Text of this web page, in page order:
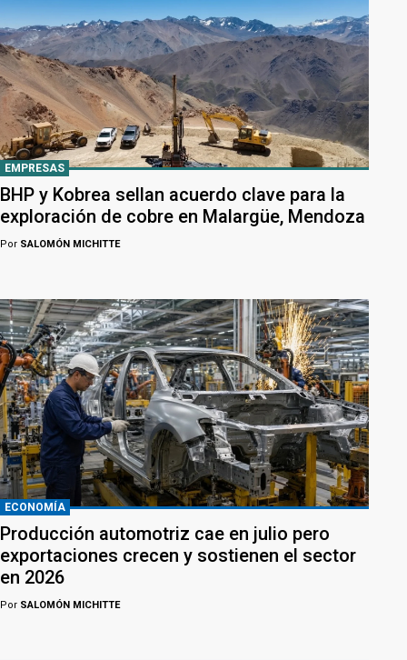
EMPRESAS
BHP y Kobrea sellan acuerdo clave para la
exploración de cobre en Malargüe, Mendoza
Por SALOMÓN MICHITTE
ECONOMÍA
Producción automotriz cae en julio pero
exportaciones crecen y sostienen el sector
en 2026
Por SALOMÓN MICHITTE